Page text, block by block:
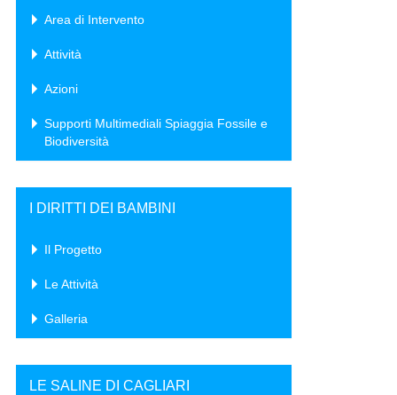
Area di Intervento
Attività
Azioni
Supporti Multimediali Spiaggia Fossile e
Biodiversità
I DIRITTI DEI BAMBINI
Il Progetto
Le Attività
Galleria
LE SALINE DI CAGLIARI